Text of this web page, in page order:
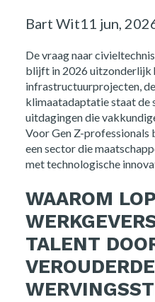
Posted
Bart Wit11 jun,
De vraag naar
blijft in 2026 uitzonderlijk
infrastructuurprojecten,
klimaatadaptatie staat de
uitdagingen die
Voor Gen Z-professionals
een sector die
met technologische
WAAROM
TALENT
VEROUDERDE